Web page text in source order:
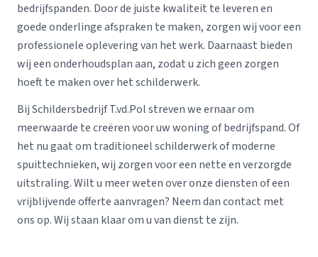
bedrijfspanden. Door de juiste kwaliteit te leveren en
goede onderlinge afspraken te maken, zorgen wij voor een
professionele oplevering van het werk. Daarnaast bieden
wij een onderhoudsplan aan, zodat u zich geen zorgen
hoeft te maken over het schilderwerk.
Bij Schildersbedrijf T.vd.Pol streven we ernaar om
meerwaarde te creëren voor uw woning of bedrijfspand. Of
het nu gaat om traditioneel schilderwerk of moderne
spuittechnieken, wij zorgen voor een nette en verzorgde
uitstraling. Wilt u meer weten over onze diensten of een
vrijblijvende offerte aanvragen? Neem dan contact met
ons op. Wij staan klaar om u van dienst te zijn.